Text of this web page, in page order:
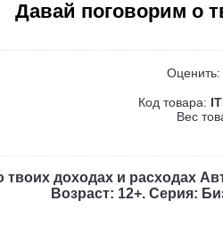
Давай поговорим о
Код товара:
Вес
твоих доходах и расходах
Возраст: 12+. Серия: